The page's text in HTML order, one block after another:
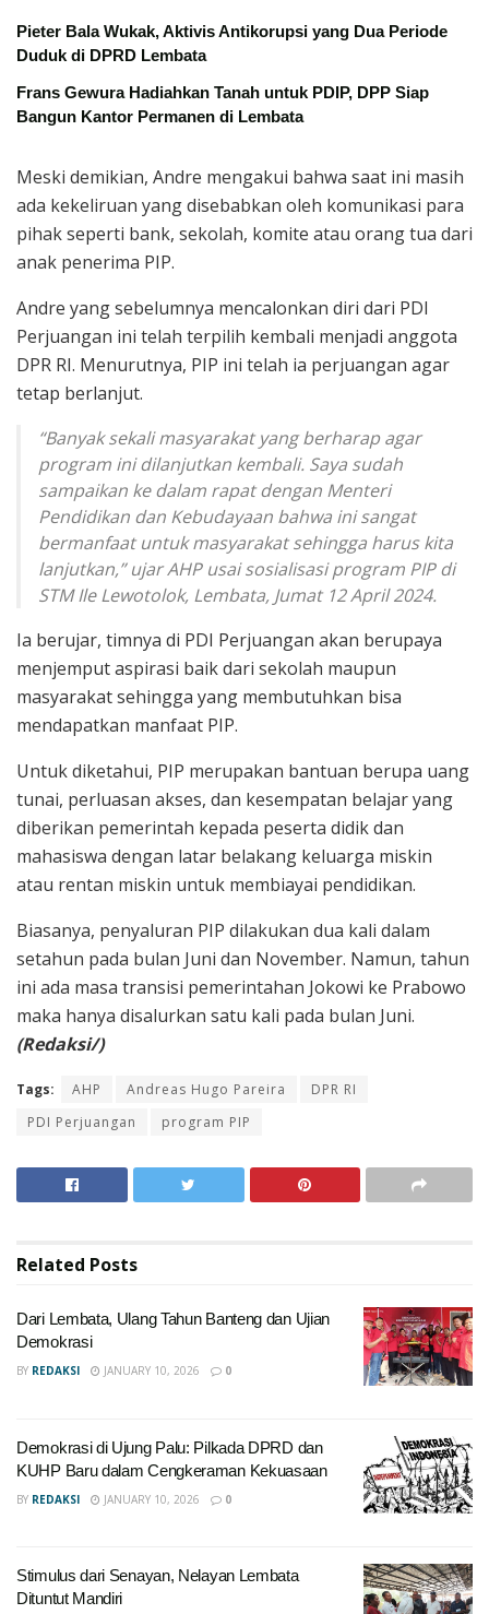
Pieter Bala Wukak, Aktivis Antikorupsi yang Dua Periode
Duduk di DPRD Lembata
Frans Gewura Hadiahkan Tanah untuk PDIP, DPP Siap
Bangun Kantor Permanen di Lembata
Meski demikian, Andre mengakui bahwa saat ini masih
ada kekeliruan yang disebabkan oleh komunikasi para
pihak seperti bank, sekolah, komite atau orang tua dari
anak penerima PIP.
Andre yang sebelumnya mencalonkan diri dari PDI
Perjuangan ini telah terpilih kembali menjadi anggota
DPR RI. Menurutnya, PIP ini telah ia perjuangan agar
tetap berlanjut.
“Banyak sekali masyarakat yang berharap agar
program ini dilanjutkan kembali. Saya sudah
sampaikan ke dalam rapat dengan Menteri
Pendidikan dan Kebudayaan bahwa ini sangat
bermanfaat untuk masyarakat sehingga harus kita
lanjutkan,” ujar AHP usai sosialisasi program PIP di
STM Ile Lewotolok, Lembata, Jumat 12 April 2024.
Ia berujar, timnya di PDI Perjuangan akan berupaya
menjemput aspirasi baik dari sekolah maupun
masyarakat sehingga yang membutuhkan bisa
mendapatkan manfaat PIP.
Untuk diketahui, PIP merupakan bantuan berupa uang
tunai, perluasan akses, dan kesempatan belajar yang
diberikan pemerintah kepada peserta didik dan
mahasiswa dengan latar belakang keluarga miskin
atau rentan miskin untuk membiayai pendidikan.
Biasanya, penyaluran PIP dilakukan dua kali dalam
setahun pada bulan Juni dan November. Namun, tahun
ini ada masa transisi pemerintahan Jokowi ke Prabowo
maka hanya disalurkan satu kali pada bulan Juni.
(Redaksi/)
Tags: AHP Andreas Hugo Pareira
DPR RI
PDI Perjuangan
program PIP
Related Posts
Dari Lembata, Ulang Tahun Banteng dan Ujian
Demokrasi
BY REDAKSI JANUARY 10, 2026 0
Demokrasi di Ujung Palu: Pilkada DPRD dan
KUHP Baru dalam Cengkeraman Kekuasaan
BY REDAKSI JANUARY 10, 2026 0
Stimulus dari Senayan, Nelayan Lembata
Dituntut Mandiri